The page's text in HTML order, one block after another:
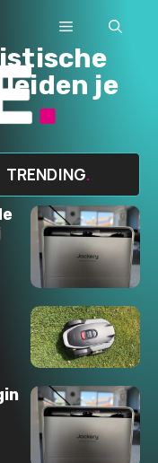
Menu
je
TRENDING.